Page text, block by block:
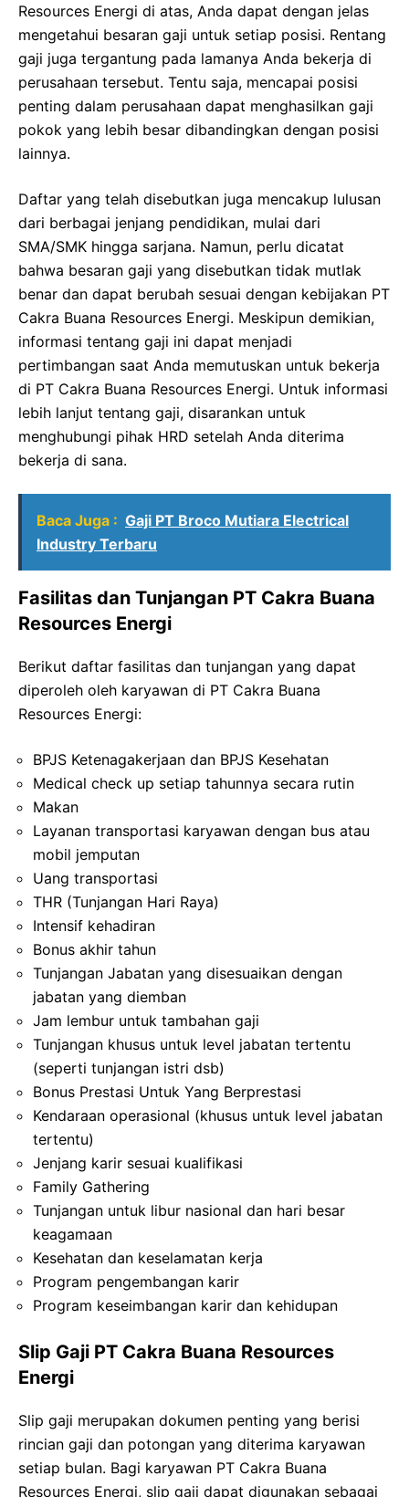
Resources Energi di atas, Anda dapat dengan jelas
mengetahui besaran gaji untuk setiap posisi. Rentang
gaji juga tergantung pada lamanya Anda bekerja di
perusahaan tersebut. Tentu saja, mencapai posisi
penting dalam perusahaan dapat menghasilkan gaji
pokok yang lebih besar dibandingkan dengan posisi
lainnya.
Daftar yang telah disebutkan juga mencakup lulusan
dari berbagai jenjang pendidikan, mulai dari
SMA/SMK hingga sarjana. Namun, perlu dicatat
bahwa besaran gaji yang disebutkan tidak mutlak
benar dan dapat berubah sesuai dengan kebijakan PT
Cakra Buana Resources Energi. Meskipun demikian,
informasi tentang gaji ini dapat menjadi
pertimbangan saat Anda memutuskan untuk bekerja
di PT Cakra Buana Resources Energi. Untuk informasi
lebih lanjut tentang gaji, disarankan untuk
menghubungi pihak HRD setelah Anda diterima
bekerja di sana.
Baca Juga : Gaji PT Broco Mutiara Electrical
Industry Terbaru
Fasilitas dan Tunjangan PT Cakra Buana
Resources Energi
Berikut daftar fasilitas dan tunjangan yang dapat
diperoleh oleh karyawan di PT Cakra Buana
Resources Energi:
BPJS Ketenagakerjaan dan BPJS Kesehatan
Medical check up setiap tahunnya secara rutin
Makan
Layanan transportasi karyawan dengan bus atau
mobil jemputan
Uang transportasi
THR (Tunjangan Hari Raya)
Intensif kehadiran
Bonus akhir tahun
Tunjangan Jabatan yang disesuaikan dengan
jabatan yang diemban
Jam lembur untuk tambahan gaji
Tunjangan khusus untuk level jabatan tertentu
(seperti tunjangan istri dsb)
Bonus Prestasi Untuk Yang Berprestasi
Kendaraan operasional (khusus untuk level jabatan
tertentu)
Jenjang karir sesuai kualifikasi
Family Gathering
Tunjangan untuk libur nasional dan hari besar
keagamaan
Kesehatan dan keselamatan kerja
Program pengembangan karir
Program keseimbangan karir dan kehidupan
Slip Gaji PT Cakra Buana Resources
Energi
Slip gaji merupakan dokumen penting yang berisi
rincian gaji dan potongan yang diterima karyawan
setiap bulan. Bagi karyawan PT Cakra Buana
Resources Energi, slip gaji dapat digunakan sebagai